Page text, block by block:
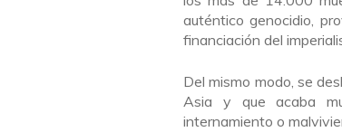
auténtico genocidio,
financiación del
Del mismo modo, se
Asia y que acaba
internamiento o